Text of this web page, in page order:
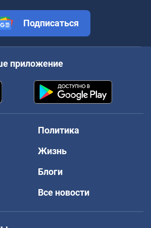
Подписаться
приложение
Политика
Жизнь
Блоги
Все новости